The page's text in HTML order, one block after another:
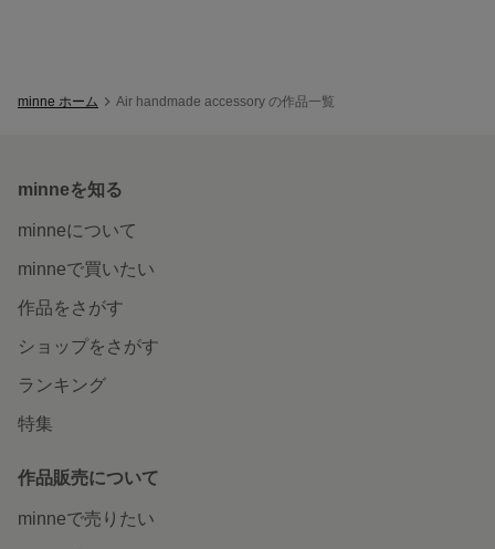
minne ホーム Air handmade accessory の作品一覧
minneを知る
minneについて
minneで買いたい
作品をさがす
ショップをさがす
ランキング
特集
作品販売について
minneで売りたい